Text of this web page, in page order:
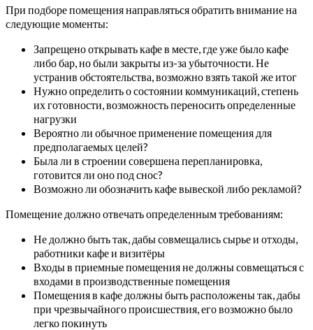
При подборе помещения направляться обратить внимание на
следующие моменты:
Запрещено открывать кафе в месте, где уже было кафе
либо бар, но были закрыты из-за убыточности. Не
устранив обстоятельства, возможно взять такой же итог
Нужно определить о состоянии коммуникаций, степень
их готовности, возможность переносить определенные
нагрузки
Вероятно ли обычное применение помещения для
предполагаемых целей?
Была ли в строении совершена перепланировка,
готовится ли оно под снос?
Возможно ли обозначить кафе вывеской либо рекламой?
Помещение должно отвечать определенным требованиям:
Не должно быть так, дабы совмещались сырье и отходы,
работники кафе и визитёры
Входы в приемные помещения не должны совмещаться с
входами в производственные помещения
Помещения в кафе должны быть расположены так, дабы
при чрезвычайного происшествия, его возможно было
легко покинуть